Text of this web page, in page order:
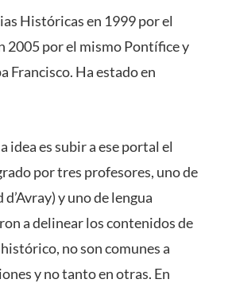
Históricas en 1999 por el
2005 por el mismo Pontífice y
Francisco. Ha estado en
es subir a ese portal el
por tres profesores, uno de
y uno de lengua
a delinear los contenidos de
no son comunes a
y no tanto en otras. En